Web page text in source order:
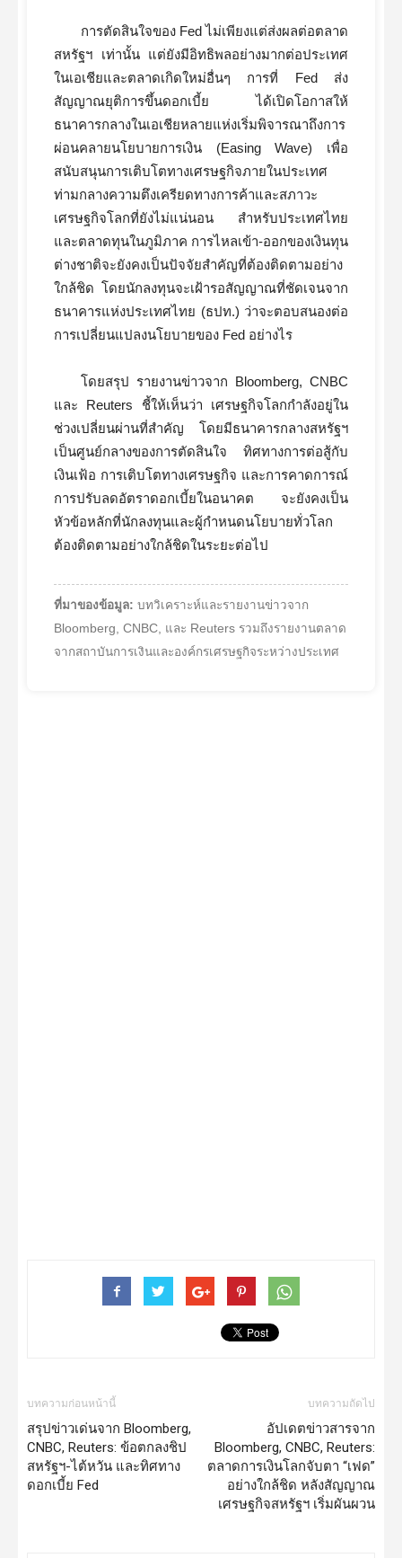
การตัดสินใจของ Fed ไม่เพียงแต่ส่งผลต่อตลาด
สหรัฐฯ เท่านั้น แต่ยังมีอิทธิพลอย่างมากต่อประเทศ
ในเอเชียและตลาดเกิดใหม่อื่นๆ การที่ Fed ส่ง
สัญญาณยุติการขึ้นดอกเบี้ย ได้เปิดโอกาสให้
ธนาคารกลางในเอเชียหลายแห่งเริ่มพิจารณาถึงการ
ผ่อนคลายนโยบายการเงิน (Easing Wave) เพื่อ
สนับสนุนการเติบโตทางเศรษฐกิจภายในประเทศ
ท่ามกลางความตึงเครียดทางการค้าและสภาวะ
เศรษฐกิจโลกที่ยังไม่แน่นอน สำหรับประเทศไทย
และตลาดทุนในภูมิภาค การไหลเข้า-ออกของเงินทุน
ต่างชาติจะยังคงเป็นปัจจัยสำคัญที่ต้องติดตามอย่าง
ใกล้ชิด โดยนักลงทุนจะเฝ้ารอสัญญาณที่ชัดเจนจาก
ธนาคารแห่งประเทศไทย (ธปท.) ว่าจะตอบสนองต่อ
การเปลี่ยนแปลงนโยบายของ Fed อย่างไร
โดยสรุป รายงานข่าวจาก Bloomberg, CNBC
และ Reuters ชี้ให้เห็นว่า เศรษฐกิจโลกกำลังอยู่ใน
ช่วงเปลี่ยนผ่านที่สำคัญ โดยมีธนาคารกลางสหรัฐฯ
เป็นศูนย์กลางของการตัดสินใจ ทิศทางการต่อสู้กับ
เงินเฟ้อ การเติบโตทางเศรษฐกิจ และการคาดการณ์
การปรับลดอัตราดอกเบี้ยในอนาคต จะยังคงเป็น
หัวข้อหลักที่นักลงทุนและผู้กำหนดนโยบายทั่วโลก
ต้องติดตามอย่างใกล้ชิดในระยะต่อไป
ที่มาของข้อมูล: บทวิเคราะห์และรายงานข่าวจาก
Bloomberg, CNBC, และ Reuters รวมถึงรายงานตลาด
จากสถาบันการเงินและองค์กรเศรษฐกิจระหว่างประเทศ
บทความก่อนหน้านี้
สรุปข่าวเด่นจาก Bloomberg,
CNBC, Reuters: ข้อตกลงชิป
สหรัฐฯ-ไต้หวัน และทิศทาง
ดอกเบี้ย Fed
บทความถัดไป
อัปเดตข่าวสารจาก
Bloomberg, CNBC, Reuters:
ตลาดการเงินโลกจับตา “เฟด”
อย่างใกล้ชิด หลังสัญญาณ
เศรษฐกิจสหรัฐฯ เริ่มผันผวน